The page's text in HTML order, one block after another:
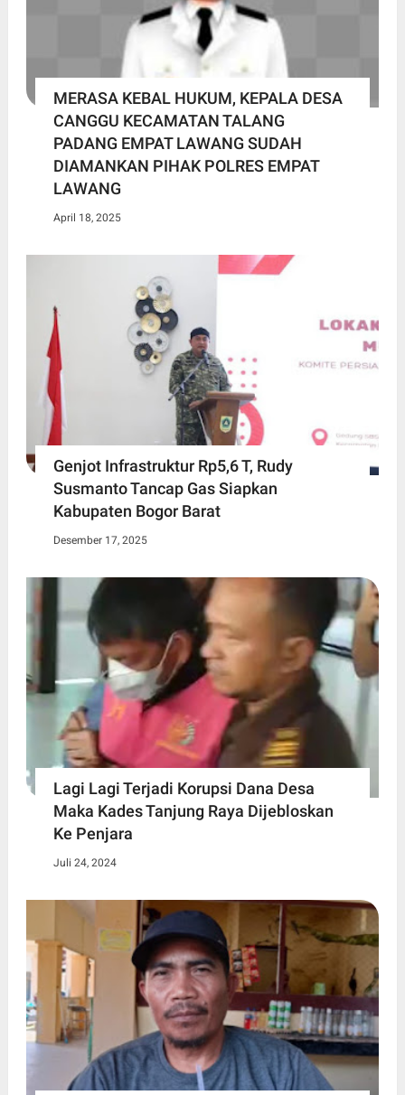
MERASA KEBAL HUKUM, KEPALA DESA
CANGGU KECAMATAN TALANG
PADANG EMPAT LAWANG SUDAH
DIAMANKAN PIHAK POLRES EMPAT
LAWANG
April 18, 2025
Genjot Infrastruktur Rp5,6 T, Rudy
Susmanto Tancap Gas Siapkan
Kabupaten Bogor Barat
Desember 17, 2025
Lagi Lagi Terjadi Korupsi Dana Desa
Maka Kades Tanjung Raya Dijebloskan
Ke Penjara
Juli 24, 2024